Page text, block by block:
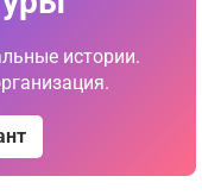
истории.